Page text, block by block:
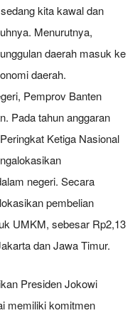
kita kawal dan
Menurutnya,
daerah masuk ke
daerah.
Pemprov Banten
Pada tahun anggaran
Ketiga Nasional
negeri. Secara
pembelian
UMKM, sebesar Rp2,13
dan Jawa Timur.
Presiden Jokowi
memiliki komitmen